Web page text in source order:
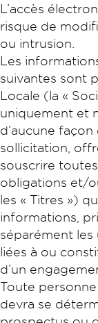
L’accès
risque de
ou intrusion.
Les
suivantes sont
Locale (la «
uniquement et
d’aucune
sollicitation,
souscrire
obligations et/
les « Titres »)
informations,
séparément les
liées à ou
d’un
Toute
devra se